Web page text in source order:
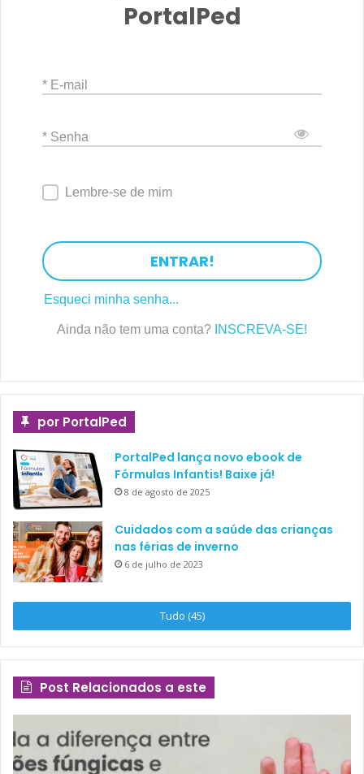
PortalPed
* E-mail
* Senha
Lembre-se de mim
ENTRAR!
Esqueci minha senha...
Ainda não tem uma conta? INSCREVA-SE!
por PortalPed
PortalPed lança novo ebook de
Fórmulas Infantis! Baixe já!
8 de agosto de 2025
Cuidados com a saúde das crianças
nas férias de inverno
6 de julho de 2023
Tudo (45)
Post Relacionados a este